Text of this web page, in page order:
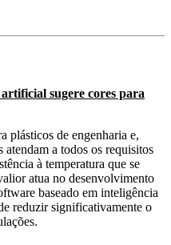
sugere cores para
plásticos de engenharia e,
atendam a todos os requisitos
à temperatura que se
atua no desenvolvimento
baseado em inteligência
reduzir significativamente o